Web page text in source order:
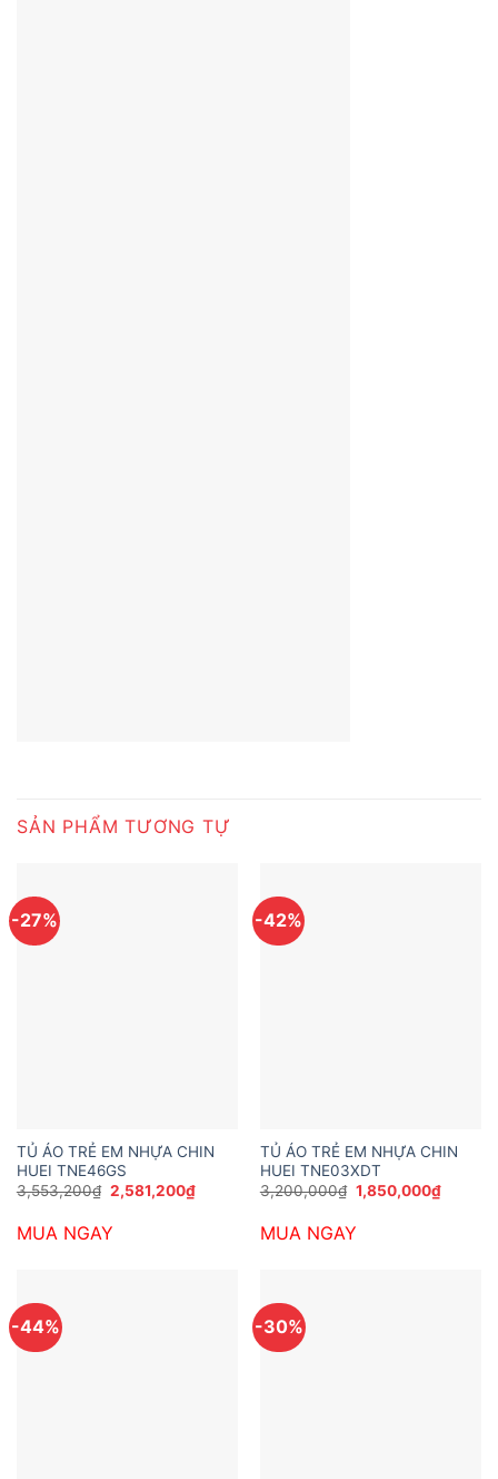
SẢN PHẨM TƯƠNG TỰ
-27%
TỦ ÁO TRẺ EM NHỰA CHIN
HUEI TNE46GS
3,553,200₫ Giá
gốc
3,553,200₫.
2,581,200₫Giá
hiện
MUA NGAY
-42%
TỦ ÁO TRẺ EM NHỰA CHIN
HUEI TNE03XDT
3,200,000₫ Giá
gốc
3,200,000₫.
1,850,000₫Giá
hiện
MUA NGAY
-44% -30%